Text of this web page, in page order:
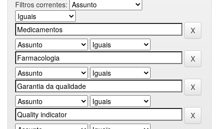
Filtros correntes: